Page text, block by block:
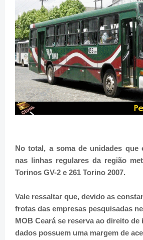
No total, a soma de unidades que
nas linhas regulares da região
Torinos GV-2 e 261 Torino 2007.
Vale ressaltar que, devido as
frotas das empresas pesquisadas
MOB Ceará se reserva ao direito
dados possuem uma margem de